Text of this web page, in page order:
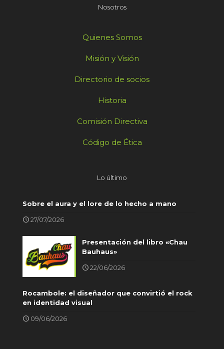
Nosotros
Quienes Somos
Misión y Visión
Directorio de socios
Historia
Comisión Directiva
Código de Ética
Lo último
Sobre el aura y el lore de lo hecho a mano
27/07/2026
Presentación del libro «Chau
Bauhaus»
22/06/2026
Rocambole: el diseñador que convirtió el rock
en identidad visual
09/06/2026